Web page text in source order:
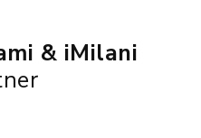
& iMilani